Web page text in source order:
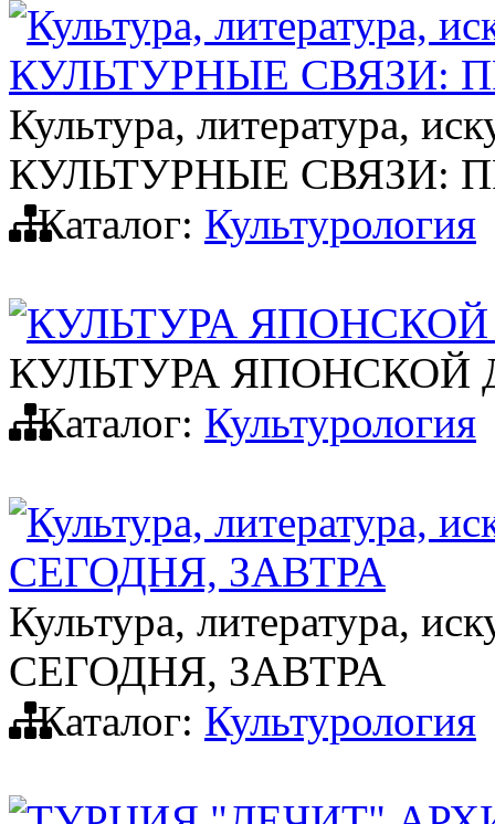
Культура,
КУЛЬТУРНЫЕ СВЯЗИ:
Культура, литература,
КУЛЬТУРНЫЕ СВЯЗИ:
Каталог: Культурология
КУЛЬТУРА
КУЛЬТУРА
Каталог: Культурология
Культура,
СЕГОДНЯ, ЗАВТРА
Культура, литература,
СЕГОДНЯ, ЗАВТРА
Каталог: Культурология